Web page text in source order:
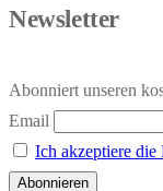
Newsletter
Abonniert unseren
Email
Ich akzeptiere die